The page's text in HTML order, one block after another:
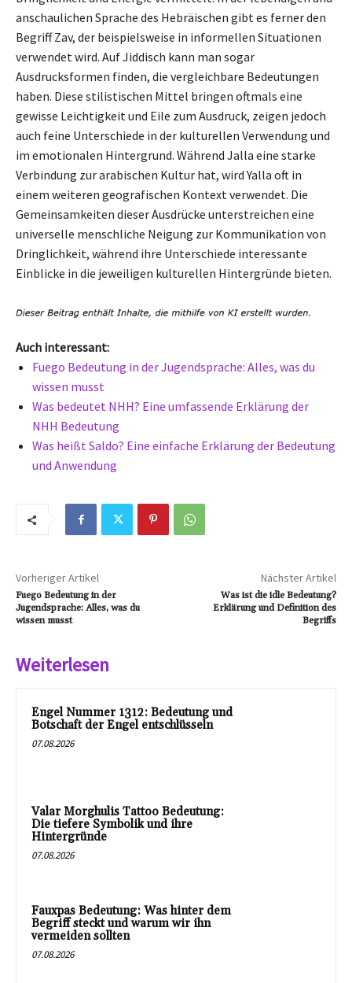
anschaulichen Sprache des Hebräischen gibt es ferner den
Begriff Zav, der beispielsweise in informellen Situationen
verwendet wird. Auf Jiddisch kann man sogar
Ausdrucksformen finden, die vergleichbare Bedeutungen
haben. Diese stilistischen Mittel bringen oftmals eine
gewisse Leichtigkeit und Eile zum Ausdruck, zeigen jedoch
auch feine Unterschiede in der kulturellen Verwendung und
im emotionalen Hintergrund. Während Jalla eine starke
Verbindung zur arabischen Kultur hat, wird Yalla oft in
einem weiteren geografischen Kontext verwendet. Die
Gemeinsamkeiten dieser Ausdrücke unterstreichen eine
universelle menschliche Neigung zur Kommunikation von
Dringlichkeit, während ihre Unterschiede interessante
Einblicke in die jeweiligen kulturellen Hintergründe bieten.
Auch interessant:
Fuego Bedeutung in der Jugendsprache: Alles, was du
wissen musst
Was bedeutet NHH? Eine umfassende Erklärung der
NHH Bedeutung
Was heißt Saldo? Eine einfache Erklärung der Bedeutung
und Anwendung
Vorheriger Artikel
Fuego Bedeutung in der
Jugendsprache: Alles, was du
wissen musst
Nächster Artikel
Was ist die idle Bedeutung?
Erklärung und Definition des
Begriffs
Weiterlesen
Engel Nummer 1312: Bedeutung und
Botschaft der Engel entschlüsseln
07.08.2026
Valar Morghulis Tattoo Bedeutung:
Die tiefere Symbolik und ihre
Hintergründe
07.08.2026
Fauxpas Bedeutung: Was hinter dem
Begriff steckt und warum wir ihn
vermeiden sollten
07.08.2026